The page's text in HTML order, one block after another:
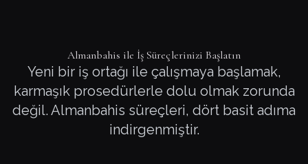
Almanbahis ile İş Süreçlerinizi Başlatın
Yeni bir iş ortağı ile çalışmaya başlamak,
karmaşık prosedürlerle dolu olmak zorunda
değil. Almanbahis süreçleri, dört basit adıma
indirgenmiştir.